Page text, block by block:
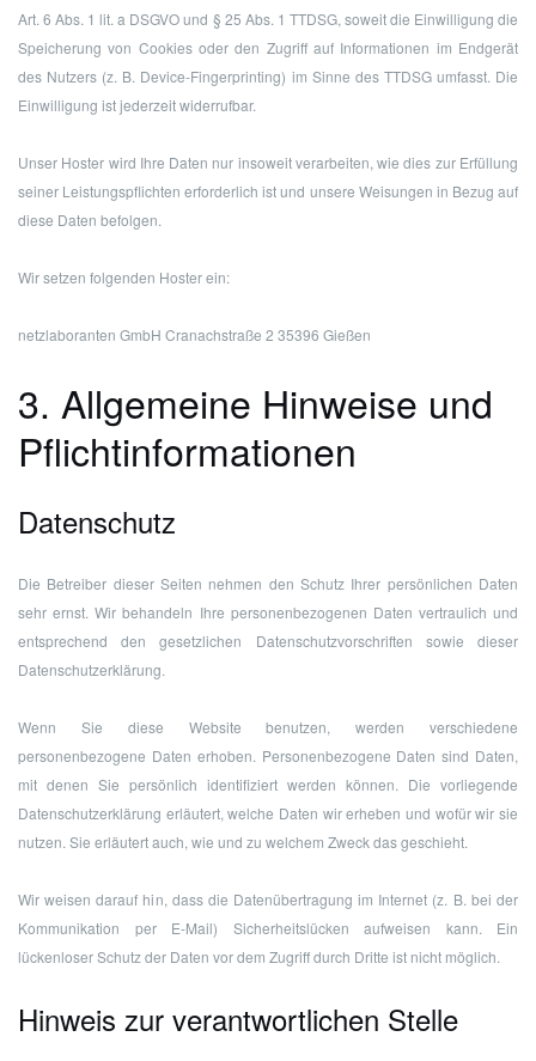
Art. 6 Abs. 1 lit. a DSGVO und § 25 Abs. 1 TTDSG, soweit die Einwilligung die
Speicherung von Cookies oder den Zugriff auf Informationen im Endgerät
des Nutzers (z. B. Device-Fingerprinting) im Sinne des TTDSG umfasst. Die
Einwilligung ist jederzeit widerrufbar.
Unser Hoster wird Ihre Daten nur insoweit verarbeiten, wie dies zur Erfüllung
seiner Leistungspflichten erforderlich ist und unsere Weisungen in Bezug auf
diese Daten befolgen.
Wir setzen folgenden Hoster ein:
netzlaboranten GmbH Cranachstraße 2 35396 Gießen
3. Allgemeine Hinweise und
Pflicht­informationen
Datenschutz
Die Betreiber dieser Seiten nehmen den Schutz Ihrer persönlichen Daten
sehr ernst. Wir behandeln Ihre personenbezogenen Daten vertraulich und
entsprechend den gesetzlichen Datenschutzvorschriften sowie dieser
Datenschutzerklärung.
Wenn Sie diese Website benutzen, werden verschiedene
personenbezogene Daten erhoben. Personenbezogene Daten sind Daten,
mit denen Sie persönlich identifiziert werden können. Die vorliegende
Datenschutzerklärung erläutert, welche Daten wir erheben und wofür wir sie
nutzen. Sie erläutert auch, wie und zu welchem Zweck das geschieht.
Wir weisen darauf hin, dass die Datenübertragung im Internet (z. B. bei der
Kommunikation per E-Mail) Sicherheitslücken aufweisen kann. Ein
lückenloser Schutz der Daten vor dem Zugriff durch Dritte ist nicht möglich.
Hinweis zur verantwortlichen Stelle